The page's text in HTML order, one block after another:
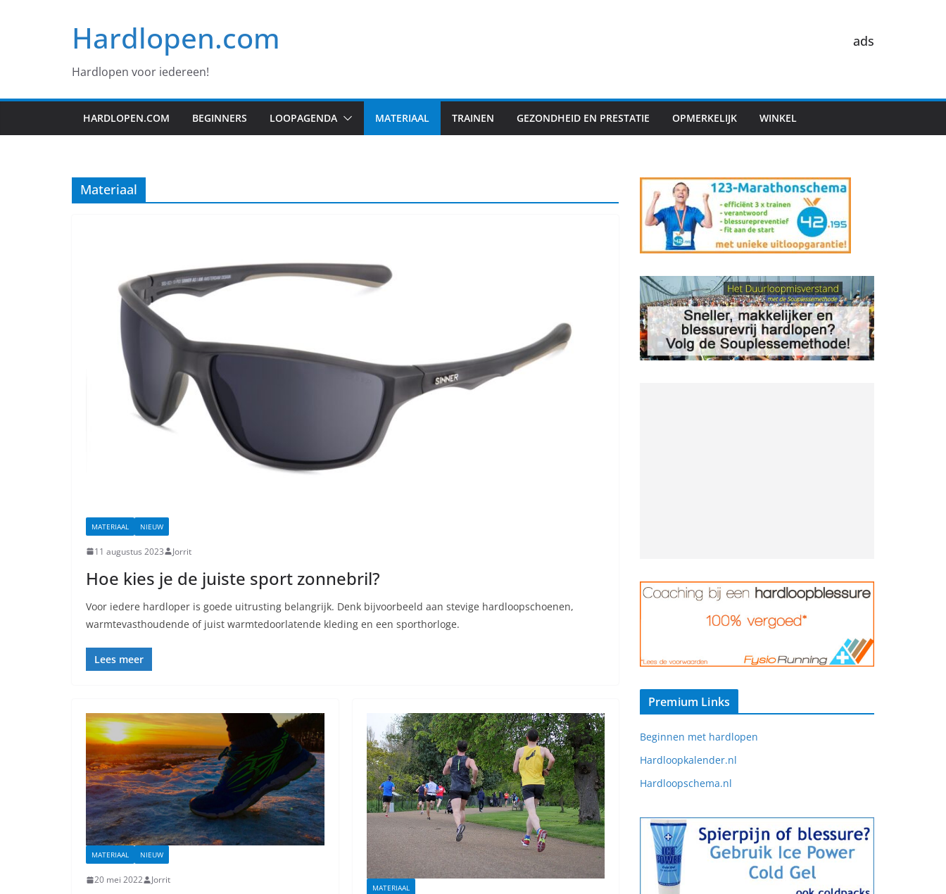
Hardlopen.com
Hardlopen voor iedereen!
ads
HARDLOPEN.COM BEGINNERS LOOPAGENDA MATERIAAL TRAINEN GEZONDHEID EN PRESTATIE OPMERKELIJK WINKEL
Materiaal
MATERIAAL NIEUW
11 augustus 2023 Jorrit
Hoe kies je de juiste sport zonnebril?
Voor iedere hardloper is goede uitrusting belangrijk. Denk bijvoorbeeld aan stevige hardloopschoenen,
warmtevasthoudende of juist warmtedoorlatende kleding en een sporthorloge.
Lees meer
MATERIAAL NIEUW
20 mei 2022 Jorrit
MATERIAAL
Premium Links
Beginnen met hardlopen
Hardloopkalender.nl
Hardloopschema.nl